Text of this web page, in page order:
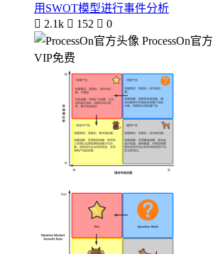
用SWOT模型进行事件分析
 2.1k  152  0
ProcessOn官方
VIP免费